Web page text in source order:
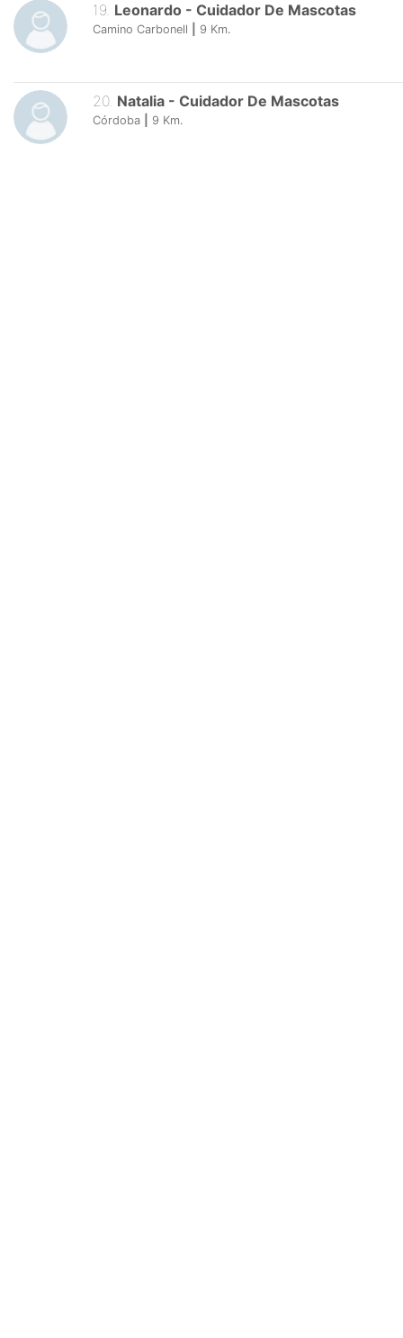
19. Leonardo - Cuidador De Mascotas
Camino Carbonell 9 Km.
20. Natalia - Cuidador De Mascotas
Córdoba 9 Km.